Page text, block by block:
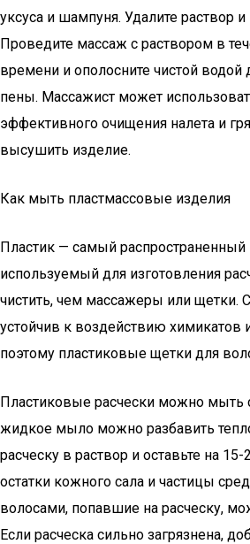
уксуса и шампуня. Удалите раствор
Проведите массаж с раствором в
времени и ополосните чистой водой
пены. Массажист может
эффективного очищения налета и
высушить изделие.
Как мыть пластмассовые изделия
Пластик — самый распространенный
используемый для изготовления
чистить, чем массажеры или щетки.
устойчив к воздействию химикатов
поэтому пластиковые щетки для
Пластиковые расчески можно
жидкое мыло можно разбавить
расческу в раствор и оставьте на 15-
остатки кожного сала и частицы
волосами, попавшие на расческу,
Если расческа сильно загрязнена,